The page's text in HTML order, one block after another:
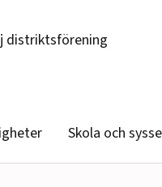
distriktsförening
Skola och